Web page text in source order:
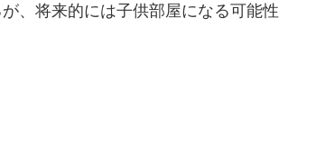
、将来的には子供部屋になる可能性